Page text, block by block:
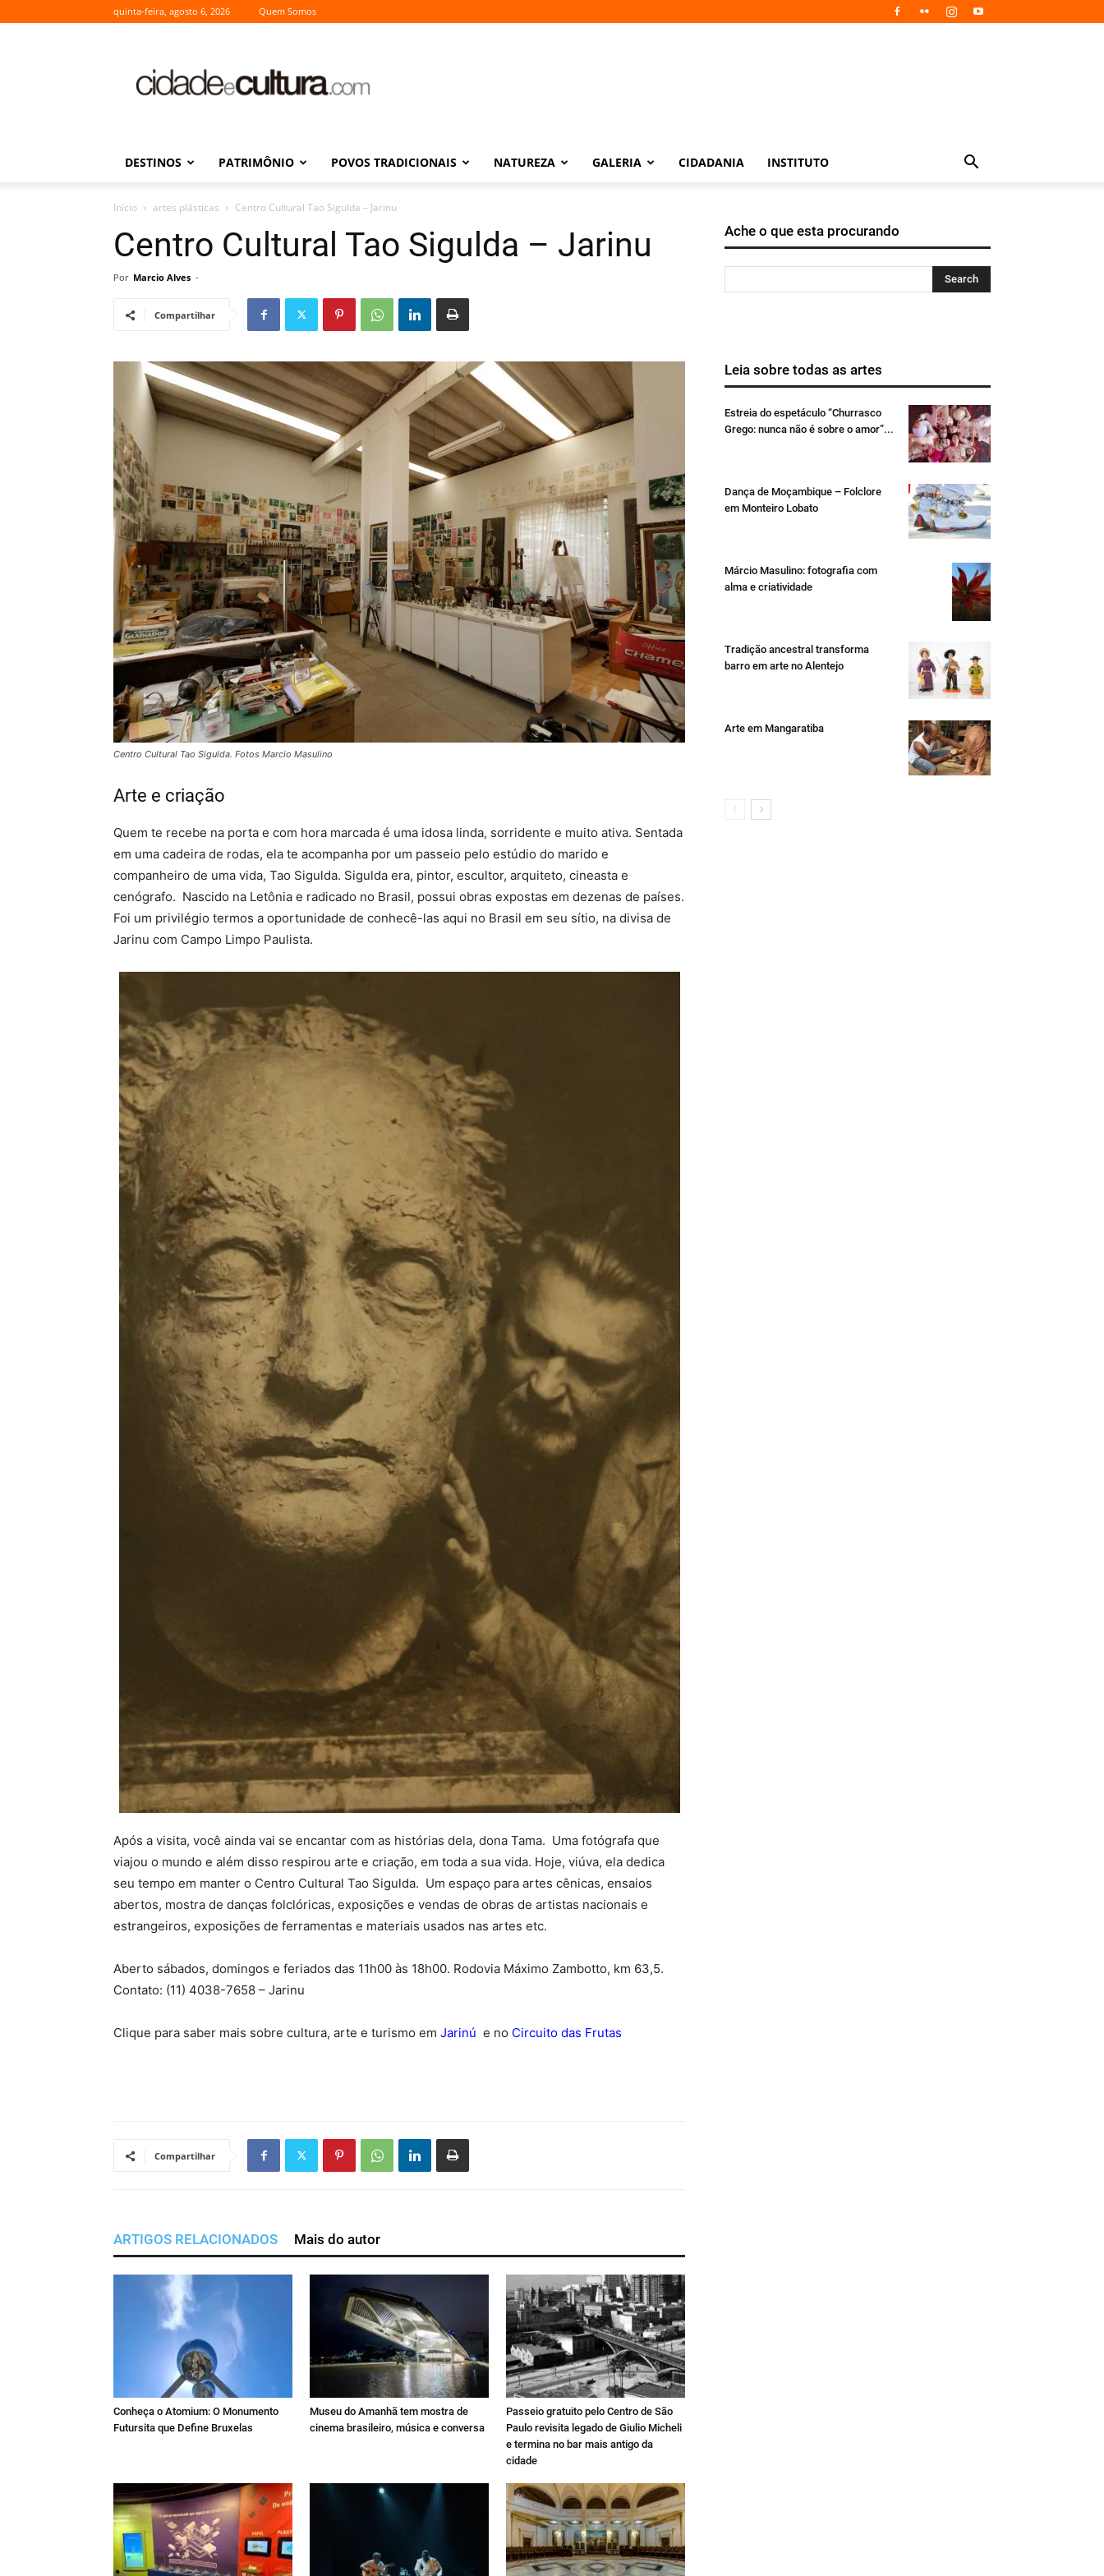
quinta-feira, agosto 6, 2026 Quem Somos
Cultura
DESTINOS PATRIMÔNIO POVOS TRADICIONAIS NATUREZA GALERIA CIDADANIA INSTITUTO
Início artes plásticas Centro Cultural Tao Sigulda – Jarinu
Centro Cultural Tao Sigulda – Jarinu
Por Marcio Alves -
Compartilhar
Centro Cultural Tao Sigulda. Fotos Marcio Masulino
Arte e criação
Quem te recebe na porta e com hora marcada é uma idosa linda, sorridente e muito ativa. Sentada
em uma cadeira de rodas, ela te acompanha por um passeio pelo estúdio do marido e
companheiro de uma vida, Tao Sigulda. Sigulda era, pintor, escultor, arquiteto, cineasta e
cenógrafo. Nascido na Letônia e radicado no Brasil, possui obras expostas em dezenas de países.
Foi um privilégio termos a oportunidade de conhecê-las aqui no Brasil em seu sítio, na divisa de
Jarinu com Campo Limpo Paulista.
Após a visita, você ainda vai se encantar com as histórias dela, dona Tama. Uma fotógrafa que
viajou o mundo e além disso respirou arte e criação, em toda a sua vida. Hoje, viúva, ela dedica
seu tempo em manter o Centro Cultural Tao Sigulda. Um espaço para artes cênicas, ensaios
abertos, mostra de danças folclóricas, exposições e vendas de obras de artistas nacionais e
estrangeiros, exposições de ferramentas e materiais usados nas artes etc.
Aberto sábados, domingos e feriados das 11h00 às 18h00. Rodovia Máximo Zambotto, km 63,5.
Contato: (11) 4038-7658 – Jarinu
Clique para saber mais sobre cultura, arte e turismo em Jarinú e no Circuito das Frutas
Compartilhar
ARTIGOS RELACIONADOS Mais do autor
Conheça o Atomium: O Monumento
Futursita que Define Bruxelas
Museu do Amanhã tem mostra de
cinema brasileiro, música e conversa
Passeio gratuito pelo Centro de São
Paulo revisita legado de Giulio Micheli
e termina no bar mais antigo da
cidade
Ache o que esta procurando
Leia sobre todas as artes
Estreia do espetáculo “Churrasco
Grego: nunca não é sobre o amor”...
Dança de Moçambique – Folclore
em Monteiro Lobato
Márcio Masulino: fotografia com
alma e criatividade
Tradição ancestral transforma
barro em arte no Alentejo
Arte em Mangaratiba